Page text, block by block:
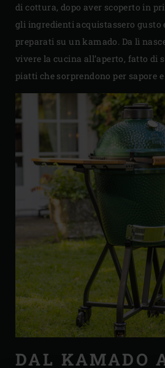
di cottura, dopo aver scoperto in
gli ingredienti acquistassero gusto
preparati su un kamado. Da lì
vivere la cucina all’aperto, fatto di
piatti che sorprendono per sapore e
DAL KAMADO